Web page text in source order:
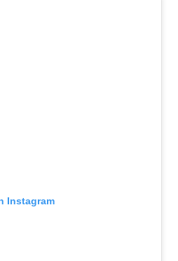
Instagram